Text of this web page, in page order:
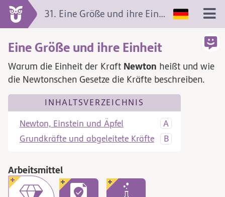
Eine Größe und ihre Einheit
Warum die Einheit der Kraft Newton heißt und wie
die Newtonschen Gesetze die Kräfte beschreiben.
INHALTSVERZEICHNIS
Newton, Einstein und Äpfel
Grundkräfte und abgeleitete Kräfte
Arbeitsmittel
31. Eine Größe und ihre Einheit